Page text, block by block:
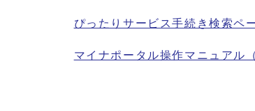
ぴったりサービス手続き検索ペ
マイナポータル操作マニュアル